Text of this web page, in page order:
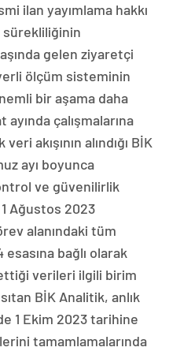
ilan yayımlama hakkı
sürekliliğinin
gelen ziyaretçi
ölçüm sisteminin
bir aşama daha
çalışmalarına
akışının alındığı BİK
ayı boyunca
ve güvenilirlik
Ağustos 2023
alanındaki tüm
bağlı olarak
verileri ilgili birim
BİK Analitik, anlık
1 Ekim 2023 tarihine
tamamlamalarında